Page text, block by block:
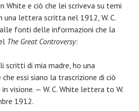
White e ciò che lei scriveva su temi
una lettera scritta nel 1912, W. C.
fonti delle informazioni che la
The Great Controversy:
scritti di mia madre, ho una
essi siano la trascrizione di ciò
visione. — W. C. White lettera to W.
1912.